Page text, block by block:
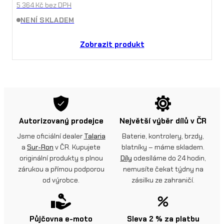
5 364 Kč bez DPH
NENÍ SKLADEM
Zobrazit produkt
Autorizovaný prodejce
Jsme oficiální dealer Talaria
a Sur-Ron v ČR. Kupujete
originální produkty s plnou
zárukou a přímou podporou
od výrobce.
Největší výběr dílů v ČR
Baterie, kontrolery, brzdy,
blatníky – máme skladem.
Díly odesíláme do 24 hodin,
nemusíte čekat týdny na
zásilku ze zahraničí.
Půjčovna e-moto
Sleva 2 % za platbu